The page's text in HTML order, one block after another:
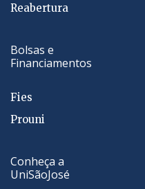
Reabertura
Bolsas e
Financiamentos
Fies
Prouni
Conheça a
UniSãoJosé